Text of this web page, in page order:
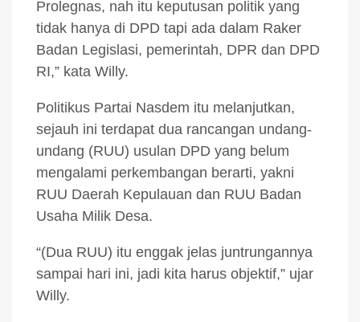
Prolegnas, nah itu keputusan politik yang
tidak hanya di DPD tapi ada dalam Raker
Badan Legislasi, pemerintah, DPR dan DPD
RI,” kata Willy.
Politikus Partai Nasdem itu melanjutkan,
sejauh ini terdapat dua rancangan undang-
undang (RUU) usulan DPD yang belum
mengalami perkembangan berarti, yakni
RUU Daerah Kepulauan dan RUU Badan
Usaha Milik Desa.
“(Dua RUU) itu enggak jelas juntrungannya
sampai hari ini, jadi kita harus objektif,” ujar
Willy.